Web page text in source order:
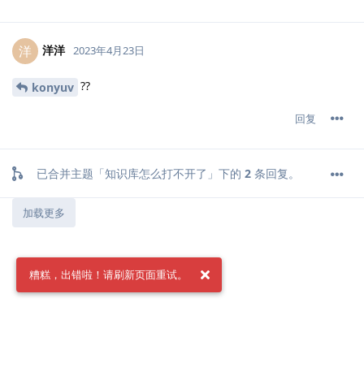
洋 洋洋 2023年4月23日
konyuv ??
回复
已合并主题「知识库怎么打不开了 」下的 2 条回复。
加载更多
糟糕，出错啦！请刷新页面重试。